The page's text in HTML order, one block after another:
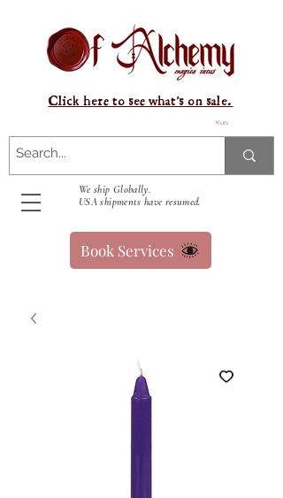
Kurv
We ship Globally.
USA shipments have resumed.
Click here to see what's on sale.
Book Services